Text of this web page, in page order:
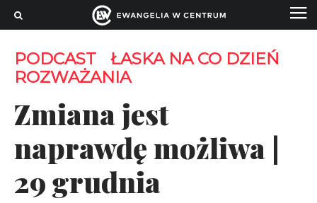
PODCAST
ŁASKA NA CO DZIEŃ
ROZWAŻANIA
Zmiana jest
naprawdę możliwa |
29 grudnia